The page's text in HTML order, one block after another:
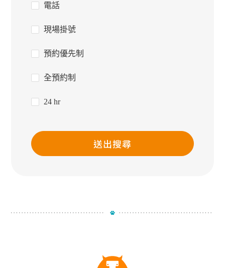
電話
現場掛號
預約優先制
全預約制
24 hr
送出搜尋